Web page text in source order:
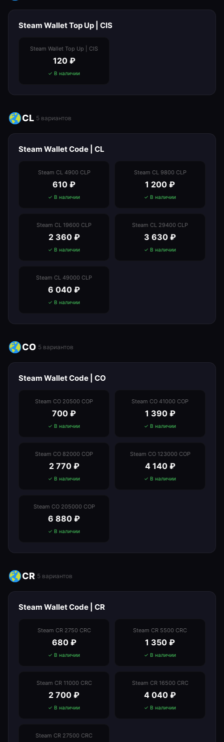
Steam Wallet Top Up | CIS
Steam Wallet Top Up | CIS
120₽
✓ В наличии
CL 5 вариантов
Steam Wallet Code | CL
Steam CL 4900 CLP
610 ₽
✓ В наличии
Steam CL 9800 CLP
1 200 ₽
✓ В наличии
Steam CL 19600 CLP
2 360₽
✓ В наличии
Steam CL 29400 CLP
3 630 ₽
✓ В наличии
Steam CL 49000 CLP
6 040 ₽
✓ В наличии
CO 5 вариантов
Steam Wallet Code | CO
Steam CO 20500 COP
700 ₽
✓ В наличии
Steam CO 41000 COP
1 390₽
✓ В наличии
Steam CO 82000 COP
2 770₽
✓ В наличии
Steam CO 123000 COP
4 140₽
✓ В наличии
Steam CO 205000 COP
6 880 ₽
✓ В наличии
CR 5 вариантов
Steam Wallet Code | CR
Steam CR 2750 CRC
680₽
✓ В наличии
Steam CR 5500 CRC
1 350 ₽
✓ В наличии
Steam CR 11000 CRC
2 700 ₽
✓ В наличии
Steam CR 16500 CRC
4 040 ₽
✓ В наличии
Steam CR 27500 CRC